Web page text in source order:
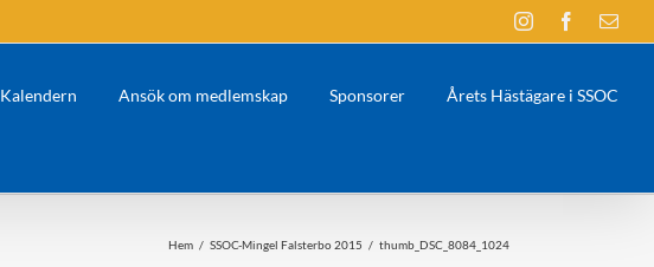
InstagramFacebook
E-
post
Kalendern Ansök om medlemskap Sponsorer Årets Hästägare i SSOC
Hem / SSOC-Mingel Falsterbo 2015 / thumb_DSC_8084_1024